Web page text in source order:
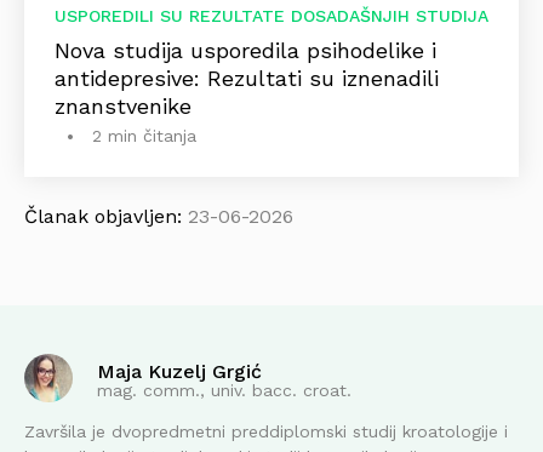
USPOREDILI SU REZULTATE DOSADAŠNJIH STUDIJA
Nova studija usporedila psihodelike i
antidepresive: Rezultati su iznenadili
znanstvenike
2 min čitanja
Članak objavljen: 23-06-2026
Maja Kuzelj Grgić
mag. comm., univ. bacc. croat.
Završila je dvopredmetni preddiplomski studij kroatologije i